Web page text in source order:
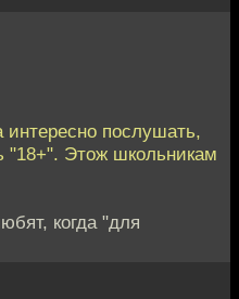
интересно послушать,
"18+". Этож школьникам
когда "для